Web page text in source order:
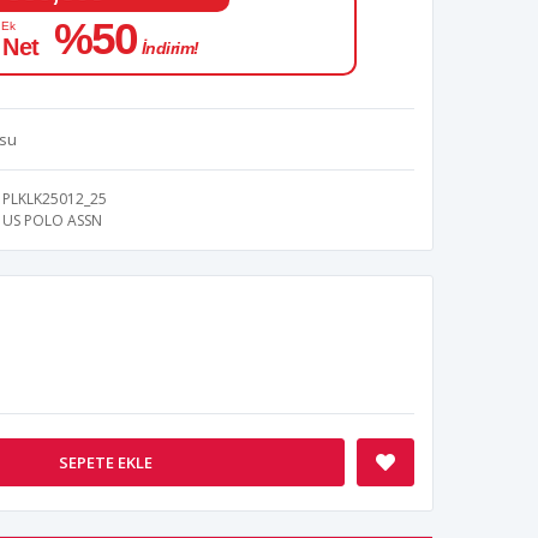
%50 İndirim!
PLKLK25012_25
US POLO ASSN
SEPETE EKLE